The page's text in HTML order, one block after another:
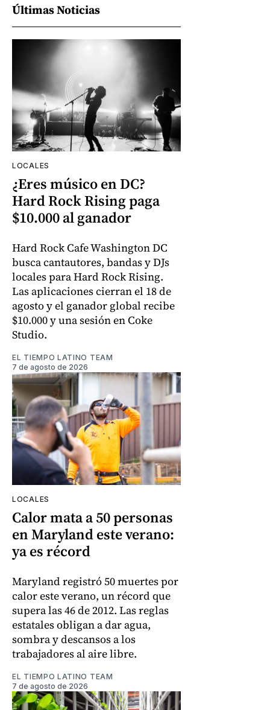
Últimas Noticias
LOCALES
¿Eres músico en DC?
Hard Rock Rising paga
$10.000 al ganador
Hard Rock Cafe Washington DC
busca cantautores, bandas y DJs
locales para Hard Rock Rising.
Las aplicaciones cierran el 18 de
agosto y el ganador global recibe
$10.000 y una sesión en Coke
Studio.
EL TIEMPO LATINO TEAM
7 de agosto de 2026
LOCALES
Calor mata a 50 personas
en Maryland este verano:
ya es récord
Maryland registró 50 muertes por
calor este verano, un récord que
supera las 46 de 2012. Las reglas
estatales obligan a dar agua,
sombra y descansos a los
trabajadores al aire libre.
EL TIEMPO LATINO TEAM
7 de agosto de 2026